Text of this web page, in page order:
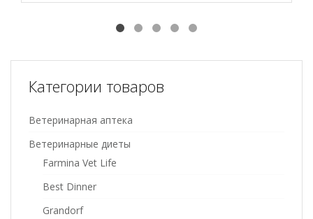
Категории товаров
Ветеринарная аптека
Ветеринарные диеты
Farmina Vet Life
Best Dinner
Grandorf